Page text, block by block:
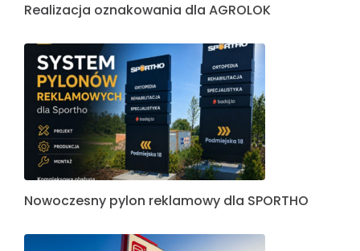
Realizacja oznakowania dla AGROLOK
Nowoczesny pylon reklamowy dla SPORTHO